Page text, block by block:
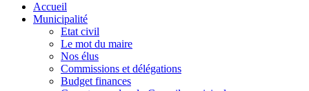
Accueil
Municipalité
Etat civil
Le mot du maire
Nos élus
Commissions et délégations
Budget finances